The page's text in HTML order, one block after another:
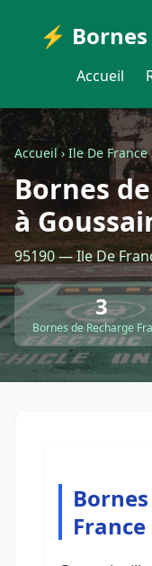
⚡
Accueil
Accueil›Ile De France
Bornes
à
95190 — Ile De
3
Bornes de Recharge